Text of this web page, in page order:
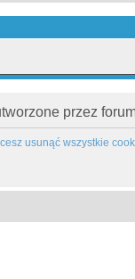
przez
usunąć wszystkie